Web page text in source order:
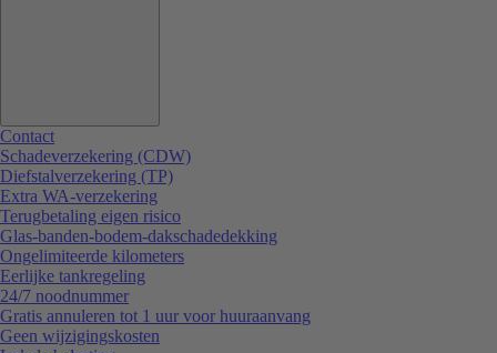
Contact
Schadeverzekering (CDW)
Diefstalverzekering (TP)
Extra WA-verzekering
Terugbetaling eigen risico
Glas-banden-bodem-dakschadedekking
Ongelimiteerde kilometers
Eerlijke tankregeling
24/7 noodnummer
Gratis annuleren tot 1 uur voor huuraanvang
Geen wijzigingskosten